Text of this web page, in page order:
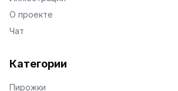
О проекте
Чат
Категории
Пирожки